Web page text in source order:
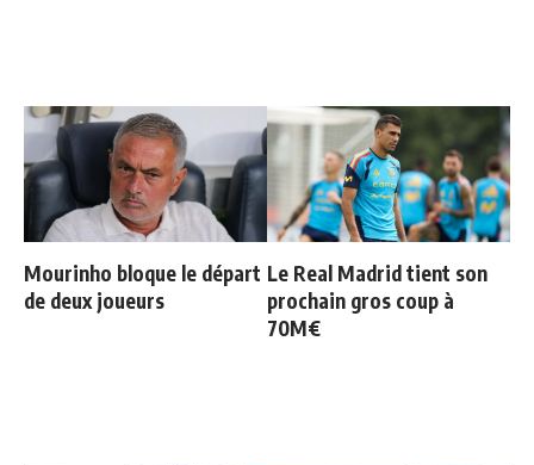
Mourinho bloque le départ
de deux joueurs
Le Real Madrid tient son
prochain gros coup à
70M€